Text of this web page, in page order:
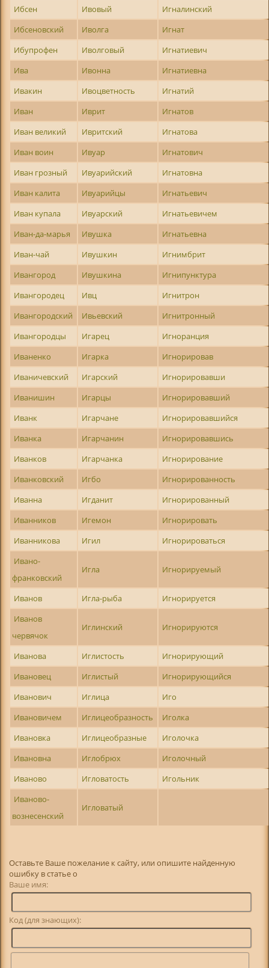
Ибсен
Ивовый
Игналинский
Ибсеновский
Иволга
Игнат
Ибупрофен
Иволговый
Игнатиевич
Ива
Ивонна
Игнатиевна
Ивакин
Ивоцветность
Игнатий
Иван
Иврит
Игнатов
Иван великий
Ивритский
Игнатова
Иван воин
Ивуар
Игнатович
Иван грозный
Ивуарийский
Игнатовна
Иван калита
Ивуарийцы
Игнатьевич
Иван купала
Ивуарский
Игнатьевичем
Иван-да-марья
Ивушка
Игнатьевна
Иван-чай
Ивушкин
Игнимбрит
Ивангород
Ивушкина
Игнипунктура
Ивангородец
Ивц
Игнитрон
Ивангородский
Ивьевский
Игнитронный
Ивангородцы
Игарец
Игноранция
Иваненко
Игарка
Игнорировав
Иваничевский
Игарский
Игнорировавши
Иванишин
Игарцы
Игнорировавший
Иванк
Игарчане
Игнорировавшийся
Иванка
Игарчанин
Игнорировавшись
Иванков
Игарчанка
Игнорирование
Иванковский
Игбо
Игнорированность
Иванна
Игданит
Игнорированный
Иванников
Игемон
Игнорировать
Иванникова
Игил
Игнорироваться
Ивано-
франковский
Игла Игнорируемый
Иванов Игла-рыба
Игнорируется
Иванов
червячок
Иглинский Игнорируются
Иванова Иглистость
Игнорирующий
Ивановец
Иглистый
Игнорирующийся
Иванович
Иглица
Иго
Ивановичем
Иглицеобразность
Иголка
Ивановка
Иглицеобразные
Иголочка
Ивановна
Иглобрюх
Иголочный
Иваново
Игловатость
Игольник
Иваново-
вознесенский
Игловатый
Оставьте Ваше пожелание к сайту, или опишите найденную
ошибку в статье о
Ваше имя:
Код (для знающих):